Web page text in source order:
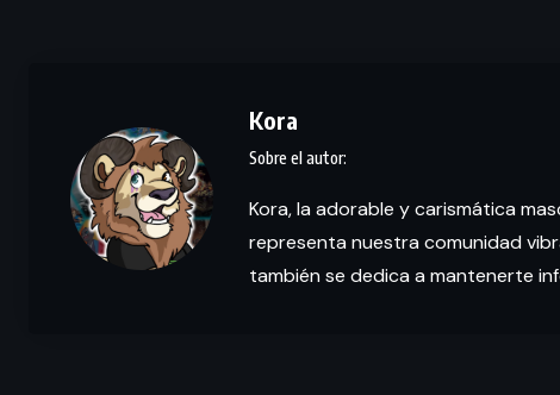
Kora
Kora, la adorable y carismática
representa nuestra comunidad
también se dedica a mantenerte